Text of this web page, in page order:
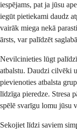
iespējams, pat ja jūsu
iegūt pietiekami daudz
vairāk miega nekā
ārsts, var palīdzēt
Nevilcinieties lūgt
atbalstu. Daudzi cilvēki
pievienoties atbalsta
līdzīga pieredze. Stresa
spēlē svarīgu lomu jūsu
Sekojiet līdzi saviem